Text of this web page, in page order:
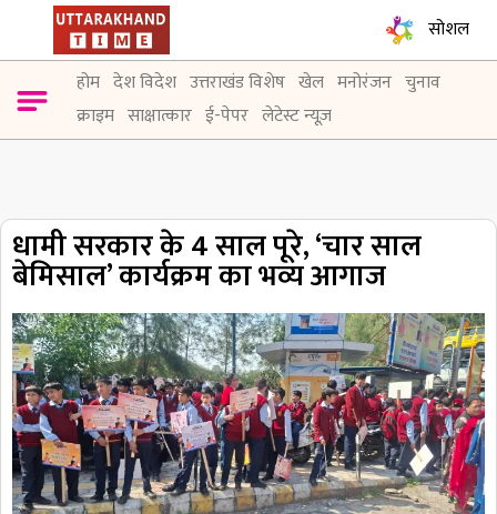
सोशल
होम देश विदेश उत्तराखंड विशेष खेल मनोरंजन चुनाव
क्राइम साक्षात्कार ई-पेपर लेटेस्ट न्यूज़
धामी सरकार के 4 साल पूरे, ‘चार साल
बेमिसाल’ कार्यक्रम का भव्य आगाज